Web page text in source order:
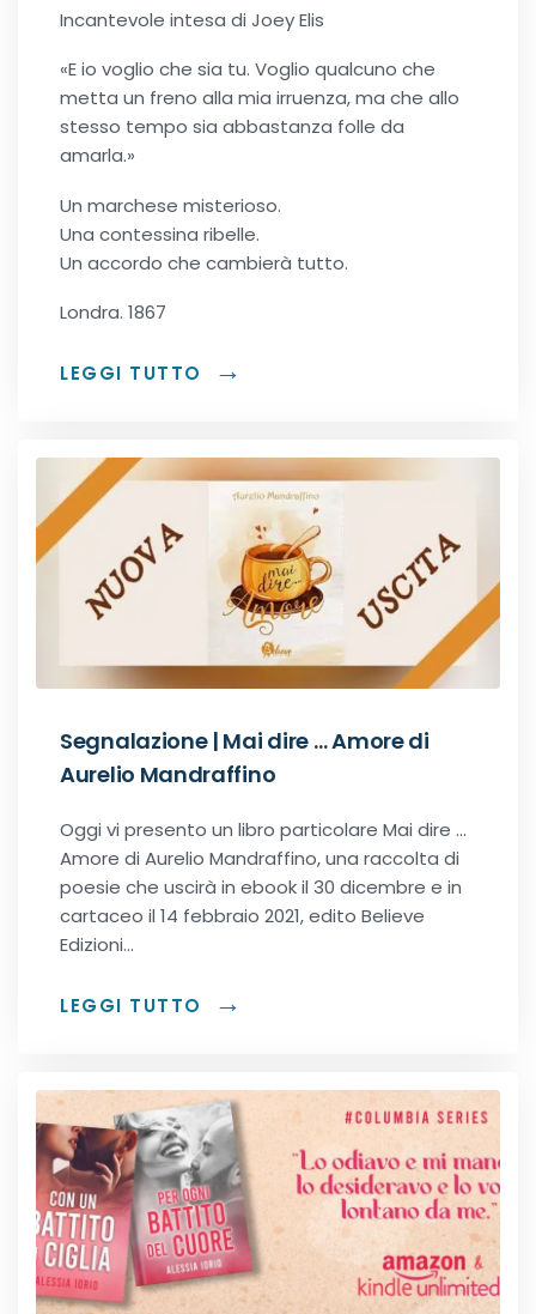
Incantevole intesa di Joey Elis
«E io voglio che sia tu. Voglio qualcuno che
metta un freno alla mia irruenza, ma che allo
stesso tempo sia abbastanza folle da
amarla.»
Un marchese misterioso.
Una contessina ribelle.
Un accordo che cambierà tutto.
Londra. 1867
LEGGI TUTTO
Segnalazione | Mai dire … Amore di
Aurelio Mandraffino
Oggi vi presento un libro particolare Mai dire …
Amore di Aurelio Mandraffino, una raccolta di
poesie che uscirà in ebook il 30 dicembre e in
cartaceo il 14 febbraio 2021, edito Believe
Edizioni…
LEGGI TUTTO